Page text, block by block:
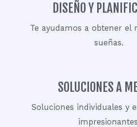
DISEÑO Y
Te ayudamos a obtener el
sueñas.
SOLUCIONES A
Soluciones individuales y